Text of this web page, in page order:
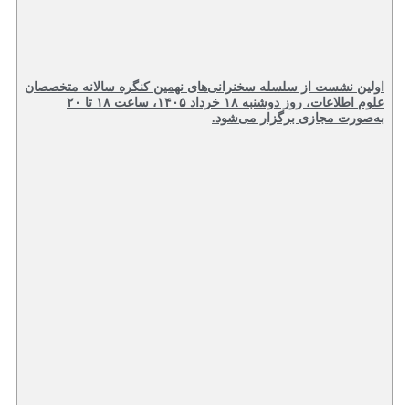
اولین نشست از سلسله سخنرانی‌های نهمین کنگره سالانه متخصصان
علوم اطلاعات، روز دوشنبه ۱۸ خرداد ۱۴۰۵، ساعت ۱۸ تا ۲۰
به‌صورت مجازی برگزار می‌شود.